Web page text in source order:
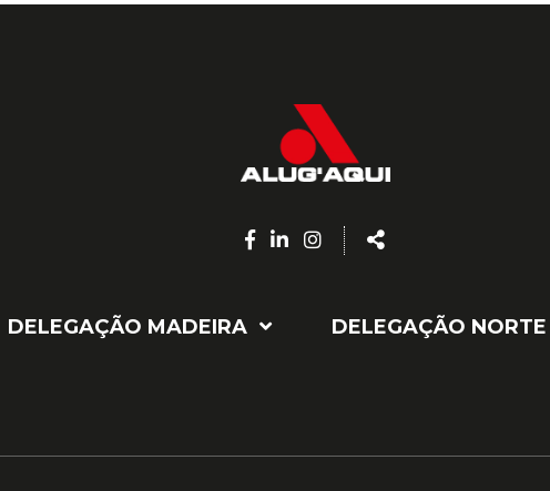
Facebook
Linkedin
Instagram
Share
DELEGAÇÃO MADEIRA DELEGAÇÃO NORTE